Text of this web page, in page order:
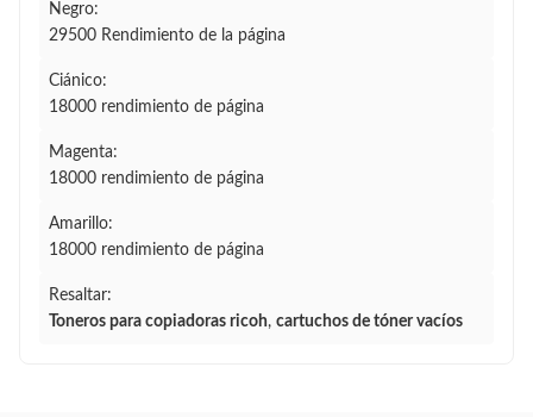
Negro:
29500 Rendimiento de la página
Ciánico:
18000 rendimiento de página
Magenta:
18000 rendimiento de página
Amarillo:
18000 rendimiento de página
Resaltar:
Toneros para copiadoras ricoh, cartuchos de tóner vacíos